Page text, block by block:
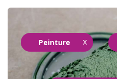
Peinture